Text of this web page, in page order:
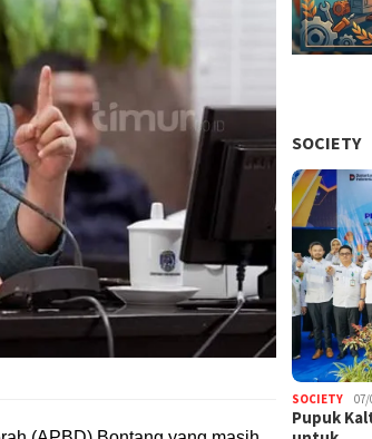
SOCIETY
SOCIETY 07/
Pupuk